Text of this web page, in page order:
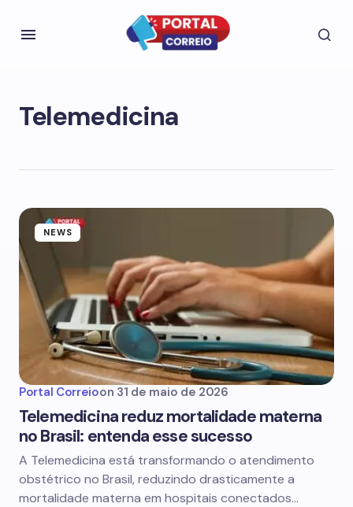
Telemedicina
NEWS
Portal Correioon 31 de maio de 2026
Telemedicina reduz mortalidade materna
no Brasil: entenda esse sucesso
A Telemedicina está transformando o atendimento
obstétrico no Brasil, reduzindo drasticamente a
mortalidade materna em hospitais conectados…